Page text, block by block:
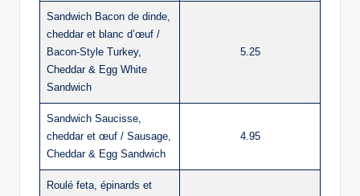
Sandwich Bacon de dinde,
cheddar et blanc d’œuf /
Bacon-Style Turkey,
Cheddar & Egg White
Sandwich
5.25
Sandwich Saucisse,
cheddar et œuf / Sausage,
Cheddar & Egg Sandwich
4.95
Roulé feta, épinards et